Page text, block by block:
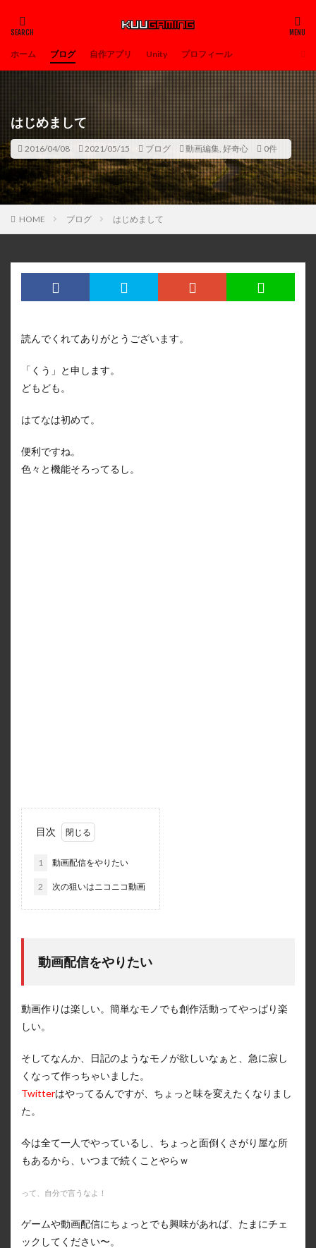
ホーム ブログ 自作アプリ Unity プロフィール
はじめまして
2016/04/08 2021/05/15 ブログ 動画編集, 好奇心 0件
HOME ブログ はじめまして
読んでくれてありがとうございます。
「くう」と申します。
どもども。
はてなは初めて。
便利ですね。
色々と機能そろってるし。
目次
1 動画配信をやりたい
2 次の狙いはニコニコ動画
動画配信をやりたい
動画作りは楽しい。簡単なモノでも創作活動ってやっぱり楽
しい。
そしてなんか、日記のようなモノが欲しいなぁと、急に寂し
くなって作っちゃいました。
Twitterはやってるんですが、ちょっと味を変えたくなりまし
た。
今は全て一人でやっているし、ちょっと面倒くさがり屋な所
もあるから、いつまで続くことやらｗ
って、自分で言うなよ！
ゲームや動画配信にちょっとでも興味があれば、たまにチェ
ックしてください〜。